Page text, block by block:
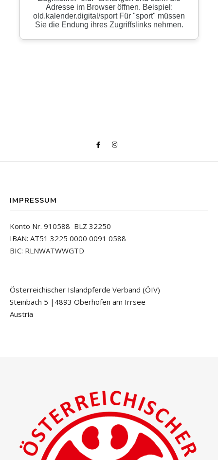
IMPRESSUM
Konto Nr. 910588 BLZ 32250
IBAN: AT51 3225 0000 0091 0588
BIC: RLNWATWWGTD
Österreichischer Islandpferde Verband (ÖIV)
Steinbach 5 |4893 Oberhofen am Irrsee
Austria